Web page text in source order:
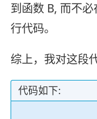
到函数 B, 而不
行代码。
综上，我对这段
代码如下: